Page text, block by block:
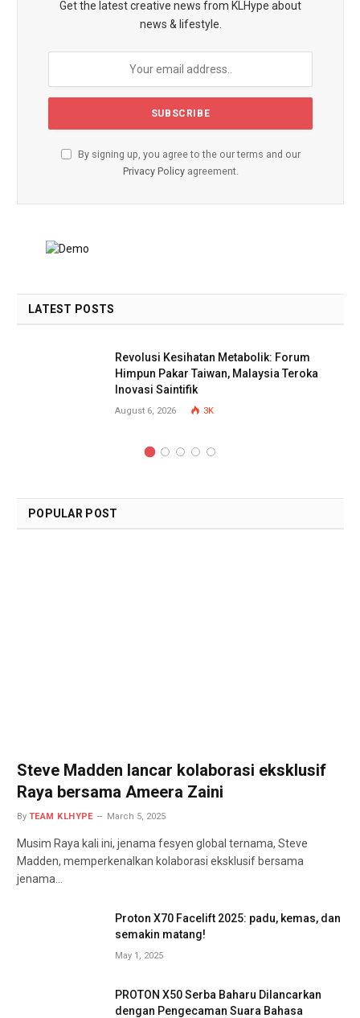
Get the latest creative news from KLHype about
news & lifestyle.
By signing up, you agree to the our terms and our
Privacy Policyagreement.
LATEST POSTS
Revolusi Kesihatan Metabolik: Forum
Himpun Pakar Taiwan, Malaysia Teroka
Inovasi Saintifik
August 6, 2026 3K
POPULAR POST
Steve Madden lancar kolaborasi eksklusif
Raya bersama Ameera Zaini
By TEAM KLHYPE March 5, 2025
Musim Raya kali ini, jenama fesyen global ternama, Steve
Madden, memperkenalkan kolaborasi eksklusif bersama
jenama…
Proton X70 Facelift 2025: padu, kemas, dan
semakin matang!
May 1, 2025
PROTON X50 Serba Baharu Dilancarkan
dengan Pengecaman Suara Bahasa